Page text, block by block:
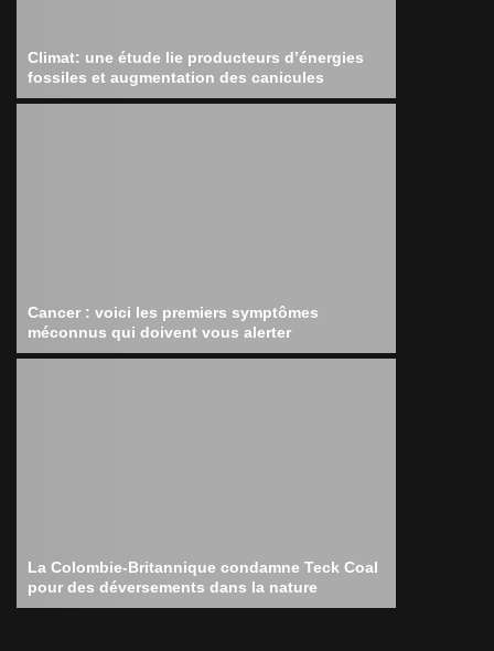
Climat: une étude lie producteurs d’énergies
fossiles et augmentation des canicules
Cancer : voici les premiers symptômes
méconnus qui doivent vous alerter
La Colombie-Britannique condamne Teck Coal
pour des déversements dans la nature